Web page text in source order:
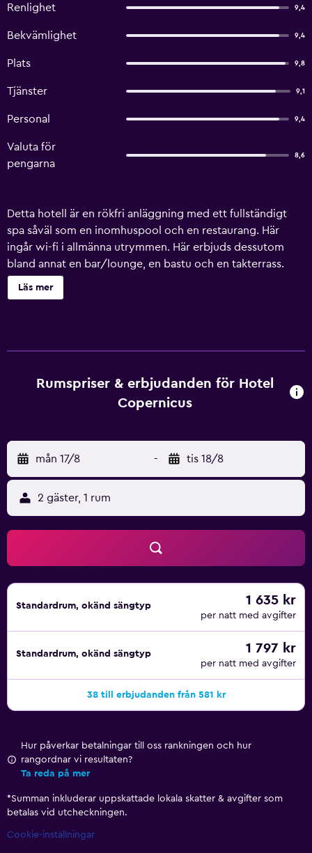
Renlighet 9,4
Bekvämlighet 9,4
Plats 9,8
Tjänster 9,1
Personal 9,4
Valuta för
pengarna
8,6
Detta hotell är en rökfri anläggning med ett fullständigt
spa såväl som en inomhuspool och en restaurang. Här
ingår wi-fi i allmänna utrymmen. Här erbjuds dessutom
bland annat en bar/lounge, en bastu och en takterrass.
Hotel Copernicus erbjuder 29 rum med minibar och
värdeförvaringsskåp. Sängarna har egyptiska
gäster gratis wi-fi. Skrivbord och telefon finns. Dessutom
har rummen gratis flaskvatten och kaffe- och tebryggare.
Detta hotell har bland annat en inomhuspool och bastu.
Fritidsaktiviteterna nedan finns antingen tillgängliga på
plats eller i närheten. Avgifter kan tillkomma.
Läs mer
Rumspriser & erbjudanden för Hotel
Copernicus
mån 17/8 - tis 18/8
2 gäster, 1 rum
Standardrum, okänd sängtyp 1 635 kr
per natt med avgifter
Standardrum, okänd sängtyp 1 797 kr
per natt med avgifter
38 till erbjudanden från 581 kr
Hur påverkar betalningar till oss rankningen och hur
rangordnar vi resultaten?
Ta reda på mer
*Summan inkluderar uppskattade lokala skatter & avgifter som
betalas vid utcheckningen.
Cookie-inställningar